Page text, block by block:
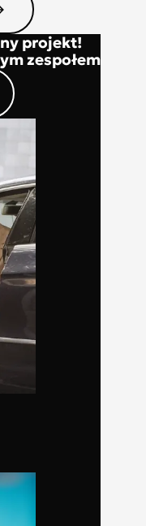
projekt!
zespołem